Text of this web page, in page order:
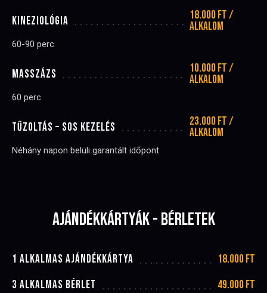
KINEZIOLÓGIA 18.000 Ft /
alkalom
60-90 perc
MASSZÁZS 10.000 Ft /
alkalom
60 perc
TŰZOLTÁS – SOS KEZELÉS 23.000 Ft /
alkalom
Néhány napon belüli garantált időpont
AJÁNDÉKKÁRTYÁK - BÉRLETEK
1 ALKALMAS AJÁNDÉKKÁRTYA 18.000 Ft
3 ALKALMAS BÉRLET 49.000 Ft